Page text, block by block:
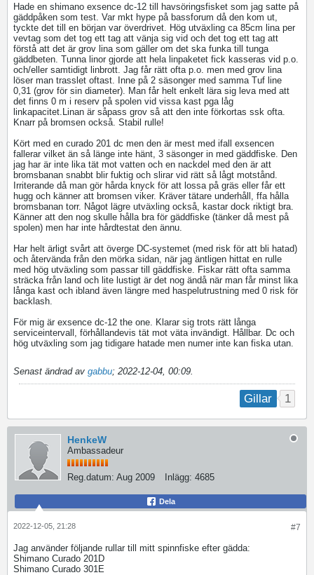
Hade en shimano exsence dc-12 till havsöringsfisket som jag satte på
gäddpåken som test. Var mkt hype på bassforum då den kom ut,
tyckte det till en början var överdrivet. Hög utväxling ca 85cm lina per
vevtag som det tog ett tag att vänja sig vid och det tog ett tag att
förstå att det är grov lina som gäller om det ska funka till tunga
gäddbeten. Tunna linor gjorde att hela linpaketet fick kasseras vid p.o.
och/eller samtidigt linbrott. Jag får rätt ofta p.o. men med grov lina
löser man trasslet oftast. Inne på 2 säsonger med samma Tuf line
0,31 (grov för sin diameter). Man får helt enkelt lära sig leva med att
det finns 0 m i reserv på spolen vid vissa kast pga låg
linkapacitet.Linan är såpass grov så att den inte förkortas ssk ofta.
Knarr på bromsen också. Stabil rulle!
Kört med en curado 201 dc men den är mest med ifall exsencen
fallerar vilket än så länge inte hänt, 3 säsonger in med gäddfiske. Den
jag har är inte lika tät mot vatten och en nackdel med den är att
bromsbanan snabbt blir fuktig och slirar vid rätt så lågt motstånd.
Irriterande då man gör hårda knyck för att lossa på gräs eller får ett
hugg och känner att bromsen viker. Kräver tätare underhåll, ffa hålla
bromsbanan torr. Något lägre utväxling också, kastar dock riktigt bra.
Känner att den nog skulle hålla bra för gäddfiske (tänker då mest på
spolen) men har inte hårdtestat den ännu.
Har helt ärligt svårt att överge DC-systemet (med risk för att bli hatad)
och återvända från den mörka sidan, när jag äntligen hittat en rulle
med hög utväxling som passar till gäddfiske. Fiskar rätt ofta samma
sträcka från land och lite lustigt är det nog ändå när man får minst lika
långa kast och ibland även längre med haspelutrustning med 0 risk för
backlash.
För mig är exsence dc-12 the one. Klarar sig trots rätt långa
serviceintervall, förhållandevis tät mot väta invändigt. Hållbar. Dc och
hög utväxling som jag tidigare hatade men numer inte kan fiska utan.
Senast ändrad av gabbu; 2022-12-04, 00:09
Gillar 1
HenkeW
Ambassadeur
Reg.datum: Aug 2009 Inlägg: 4685
Dela
#7
2022-12-05, 21:28
Jag använder följande rullar till mitt spinnfiske efter gädda:
Shimano Curado 201D
Shimano Curado 301E